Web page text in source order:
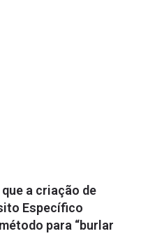
a criação de
Específico
para “burlar